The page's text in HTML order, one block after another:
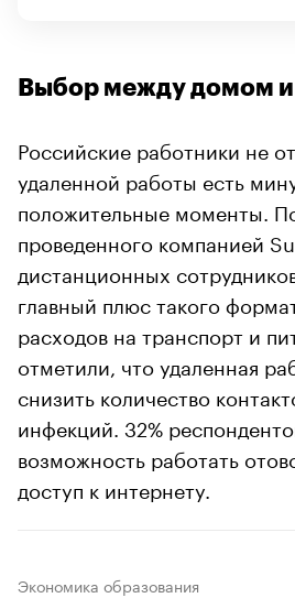
Выбор между домом
Российские работники не
удаленной работы есть
положительные моменты.
проведенного компанией
дистанционных
главный плюс такого
расходов на транспорт и
отметили, что удаленная
снизить количество
инфекций. 32%
возможность работать
доступ к интернету.
Экономика образования